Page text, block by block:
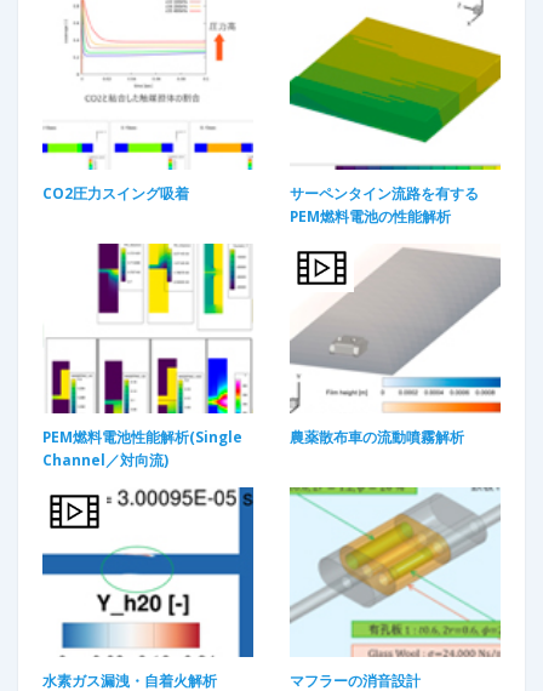
CO2圧力スイング吸着
サーペンタイン流路を有する
PEM燃料電池の性能解析
PEM燃料電池性能解析(Single
Channel／対向流)
農薬散布車の流動噴霧解析
水素ガス漏洩・自着火解析 マフラーの消音設計